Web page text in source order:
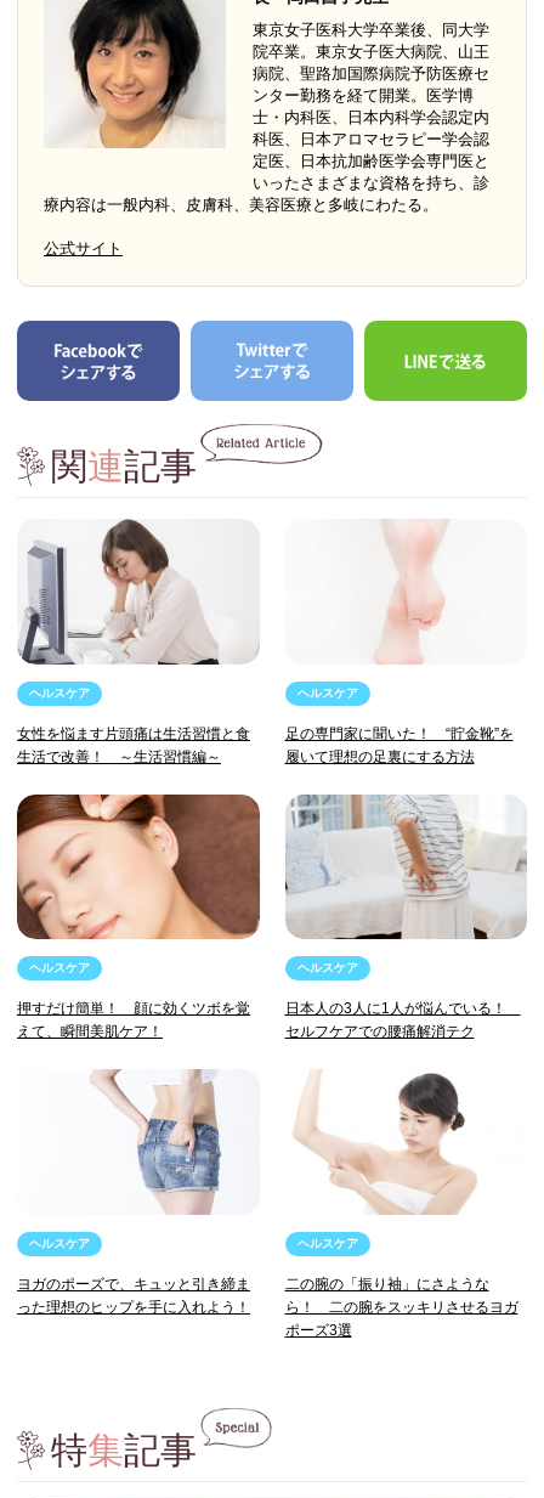
東京女子医科大学卒業後、同大学
院卒業。東京女子医大病院、山王
病院、聖路加国際病院予防医療セ
ンター勤務を経て開業。医学博
士・内科医、日本内科学会認定内
科医、日本アロマセラピー学会認
定医、日本抗加齢医学会専門医と
いったさまざまな資格を持ち、診
療内容は一般内科、皮膚科、美容医療と多岐にわたる。
公式サイト
関連記事
ヘルスケア
女性を悩ます片頭痛は生活習慣と食
生活で改善！ ～生活習慣編～
ヘルスケア
足の専門家に聞いた！ “貯金靴”を
履いて理想の足裏にする方法
ヘルスケア
押すだけ簡単！ 顔に効くツボを覚
えて、瞬間美肌ケア！
ヘルスケア
日本人の3人に1人が悩んでいる！
セルフケアでの腰痛解消テク
ヘルスケア
ヨガのポーズで、キュッと引き締ま
った理想のヒップを手に入れよう！
ヘルスケア
二の腕の「振り袖」にさような
ら！ 二の腕をスッキリさせるヨガ
ポーズ3選
特集記事